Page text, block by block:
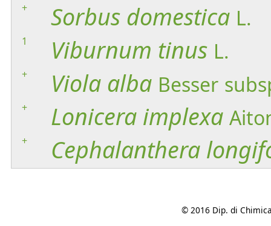
+ Sorbus domestica L.
1 Viburnum tinus L.
+ Viola alba Besser
+ Lonicera implexa
+ Cephalanthera
© 2016 Dip. di